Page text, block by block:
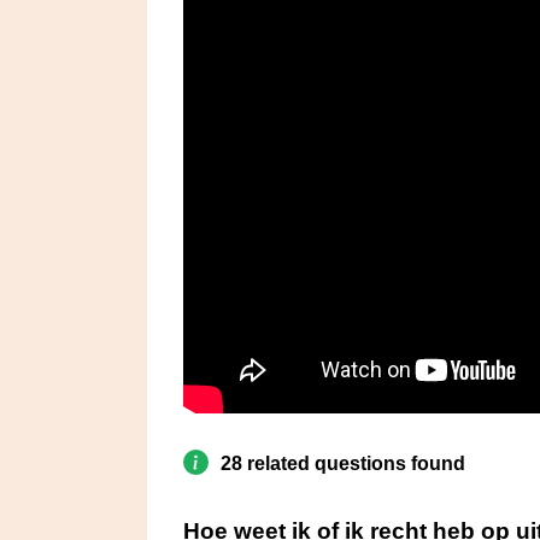
28 related questions found
Hoe weet ik of ik recht heb op